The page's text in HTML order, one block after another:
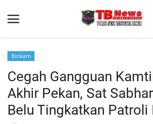
Beranda
Binkam
Terms & Conditions
Binkam
Cegah Gangguan
Akhir Pekan, Sat
Belu Tingkatkan Patroli